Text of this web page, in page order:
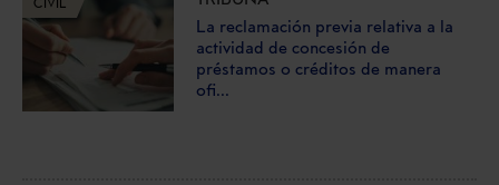
CIVIL
La reclamación previa relativa a la
actividad de concesión de
préstamos o créditos de manera
ofi...